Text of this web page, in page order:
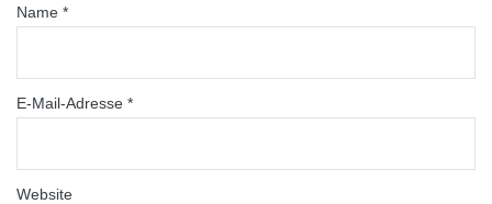
Name *
E-Mail-Adresse *
Website